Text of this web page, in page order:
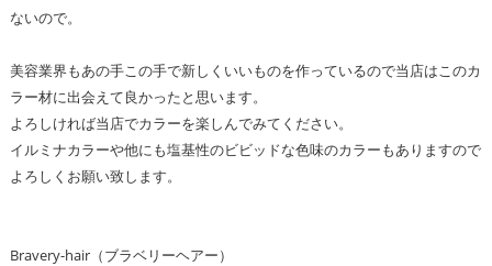
ないので。
美容業界もあの手この手で新しくいいものを作っているので当店はこのカ
ラー材に出会えて良かったと思います。
よろしければ当店でカラーを楽しんでみてください。
イルミナカラーや他にも塩基性のビビッドな色味のカラーもありますので
よろしくお願い致します。
Bravery-hair（ブラベリーヘアー）